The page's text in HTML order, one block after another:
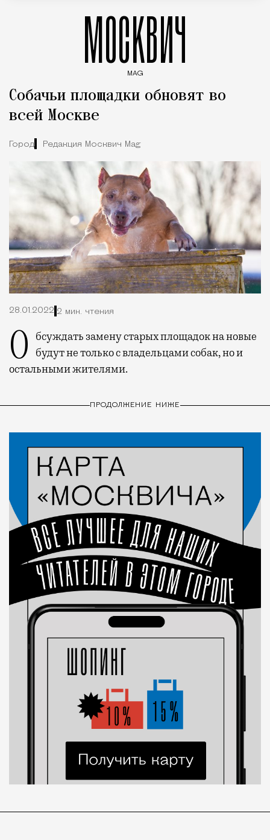
МОСКВИЧ
MAG
Собачьи площадки обновят во
всей Москве
Город Редакция Москвич Mag
28.01.2022 2 мин. чтения
Обсуждать замену старых площадок на новые
будут не только с владельцами собак, но и
остальными жителями.
ПРОДОЛЖЕНИЕ НИЖЕ